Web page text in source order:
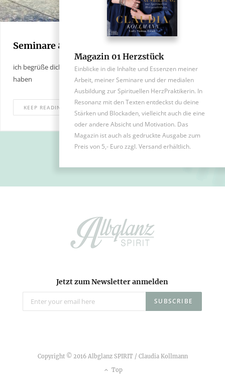
Seminare & Spezielles
ich begrüße dich zu den Specials, die sich in meiner Arbeit ergeben
haben
KEEP READING
Jetzt zum Newsletter anmelden
Copyright © 2016 Albglanz SPIRIT / Claudia Kollmann
Top
Magazin 01 Herzstück
Einblicke in die Inhalte und Essenzen meiner
Arbeit, meiner Seminare und der medialen
Ausbildung zur Spirituellen HerzPraktikerin. In
Resonanz mit den Texten entdeckst du deine
Stärken und Blockaden, vielleicht auch die eine
oder andere Absicht und Motivation. Das
Magazin ist auch als gedruckte Ausgabe zum
Preis von 5,- Euro zzgl. Versand erhältlich.